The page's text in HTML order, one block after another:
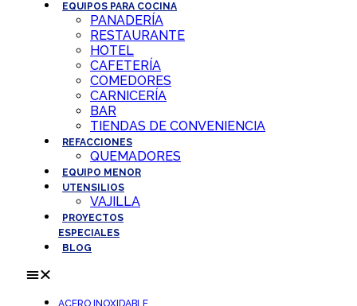
EQUIPOS PARA COCINA
PANADERÍA
RESTAURANTE
HOTEL
CAFETERÍA
COMEDORES
CARNICERÍA
BAR
TIENDAS DE CONVENIENCIA
REFACCIONES
QUEMADORES
EQUIPO MENOR
UTENSILIOS
VAJILLA
PROYECTOS
ESPECIALES
BLOG
ACERO INOXIDABLE